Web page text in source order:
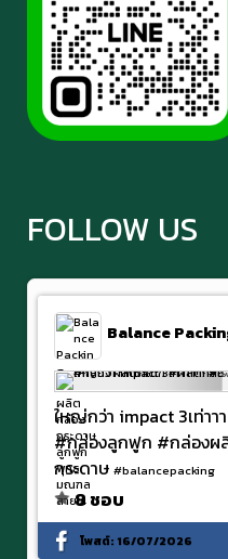
FOLLOW US
ใหญ่กว่า impact 3เท่าา
#กล่องลูกฟูก #กล่อง
กระดาษ #balancepacking
8 ชอบ
โพสต์:16/07/2026